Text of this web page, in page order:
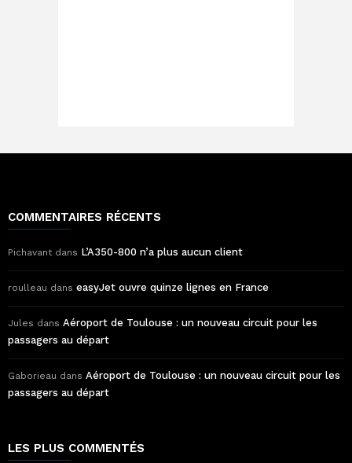
COMMENTAIRES RÉCENTS
Pichavant dans L’A350-800 n’a plus aucun client
roulleau dans easyJet ouvre quinze lignes en France
Jules dans Aéroport de Toulouse : un nouveau circuit pour les
passagers au départ
Gaborieau dans Aéroport de Toulouse : un nouveau circuit pour les
passagers au départ
LES PLUS COMMENTÉS